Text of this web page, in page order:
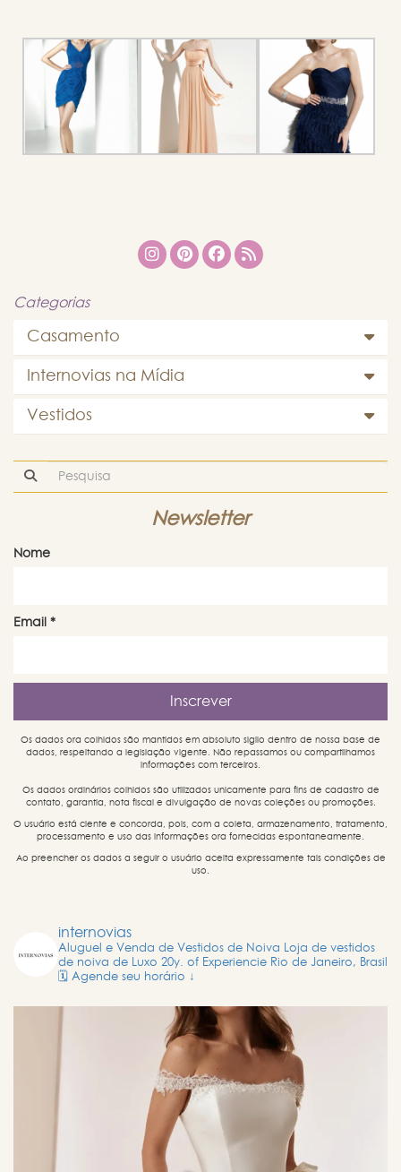
Categorias
Casamento
Internovias na Mídia
Vestidos
Newsletter
Nome
Email *
Os dados ora colhidos são mantidos em absoluto sigilo dentro de nossa base de
dados, respeitando a legislação vigente. Não repassamos ou compartilhamos
informações com terceiros.
Os dados ordinários colhidos são utilizados unicamente para fins de cadastro de
contato, garantia, nota fiscal e divulgação de novas coleções ou promoções.
O usuário está ciente e concorda, pois, com a coleta, armazenamento, tratamento,
processamento e uso das informações ora fornecidas espontaneamente.
Ao preencher os dados a seguir o usuário aceita expressamente tais condições de
uso.
internovias
Aluguel e Venda de Vestidos de Noiva Loja de vestidos
de noiva de Luxo 20y. of Experiencie Rio de Janeiro, Brasil
🗓️ Agende seu horário ↓